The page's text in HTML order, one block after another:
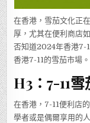
在香港，雪茄文化正
厚，尤其在便利商店
否知道2024年香港7-
香港7-11的雪茄市場。
H3：7-11
在香港，7-11便利店
學者或是偶爾享用的